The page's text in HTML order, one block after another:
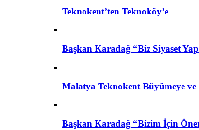
Teknokent’ten Teknoköy’e
Başkan Karadağ “Biz Siyaset
Malatya Teknokent Büyümeye
Başkan Karadağ “Bizim İçin